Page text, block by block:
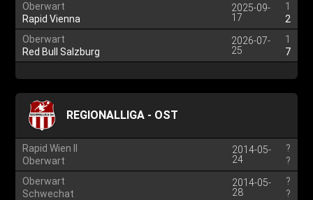
Oberwart
Rapid Vienna
2025-09-
17
1
2
Oberwart
Red Bull Salzburg
2026-07-
25
1
7
REGIONALLIGA - OST
Rapid Wien II
Oberwart
2014-05-
24
?
?
Oberwart
Schwechat
2014-05-
28
?
?